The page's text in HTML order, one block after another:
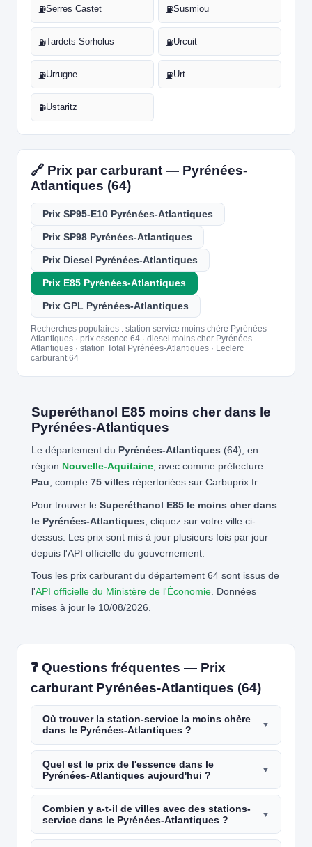
⛽Serres Castet ⛽Susmiou
⛽Tardets Sorholus ⛽Urcuit
⛽Urrugne ⛽Urt
⛽Ustaritz
🔗 Prix par carburant — Pyrénées-
Atlantiques (64)
Prix SP95-E10 Pyrénées-Atlantiques
Prix SP98 Pyrénées-Atlantiques
Prix Diesel Pyrénées-Atlantiques
Prix E85 Pyrénées-Atlantiques
Prix GPL Pyrénées-Atlantiques
Recherches populaires : station service moins chère Pyrénées-
Atlantiques · prix essence 64 · diesel moins cher Pyrénées-
Atlantiques · station Total Pyrénées-Atlantiques · Leclerc
carburant 64
Superéthanol E85 moins cher dans le
Pyrénées-Atlantiques
Le département du Pyrénées-Atlantiques (64), en
région Nouvelle-Aquitaine, avec comme préfecture
Pau , compte 75 villes répertoriées sur Carbuprix.fr.
Pour trouver le Superéthanol E85 le moins cher dans
le Pyrénées-Atlantiques , cliquez sur votre ville ci-
dessus. Les prix sont mis à jour plusieurs fois par jour
depuis l'API officielle du gouvernement.
Tous les prix carburant du département 64 sont issus de
l'API officielle du Ministère de l'Économie. Données
mises à jour le 10/08/2026.
❓ Questions fréquentes — Prix
carburant Pyrénées-Atlantiques (64)
Où trouver la station-service la moins chère
dans le Pyrénées-Atlantiques ?
Quel est le prix de l'essence dans le
Pyrénées-Atlantiques aujourd'hui ?
Combien y a-t-il de villes avec des stations-
service dans le Pyrénées-Atlantiques ?